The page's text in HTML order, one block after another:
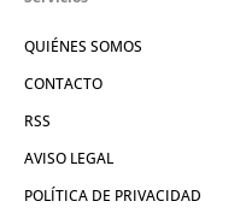
QUIÉNES SOMOS
CONTACTO
RSS
AVISO LEGAL
POLÍTICA DE PRIVACIDAD